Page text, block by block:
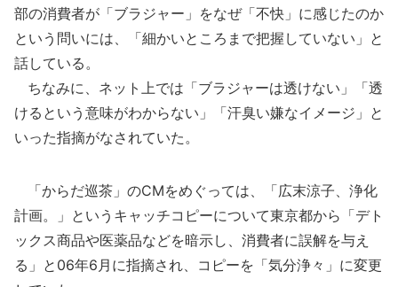
部の消費者が「ブラジャー」をなぜ「不快」に感じたのか
という問いには、「細かいところまで把握していない」と
話している。
ちなみに、ネット上では「ブラジャーは透けない」「透
けるという意味がわからない」「汗臭い嫌なイメージ」と
いった指摘がなされていた。
「からだ巡茶」のCMをめぐっては、「広末涼子、浄化
計画。」というキャッチコピーについて東京都から「デト
ックス商品や医薬品などを暗示し、消費者に誤解を与え
る」と06年6月に指摘され、コピーを「気分浄々」に変更